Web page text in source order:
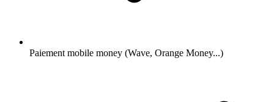
Paiement mobile money (Wave, Orange Money...)